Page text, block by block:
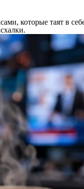
которые таят в